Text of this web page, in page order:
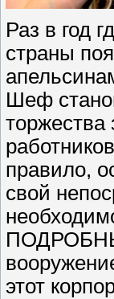
Раз в год
страны
Шеф
торжества
правило,
свой
этот